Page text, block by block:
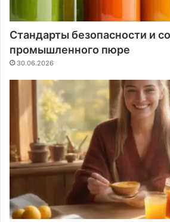
Стандарты безопасности и
промышленного пюре
30.06.2026